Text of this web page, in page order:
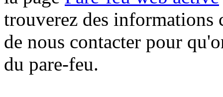
trouverez des informations
de nous contacter pour
du pare-feu.